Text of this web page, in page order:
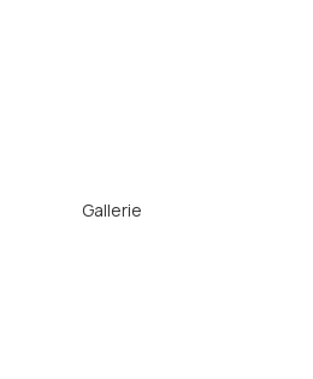
Gallerie